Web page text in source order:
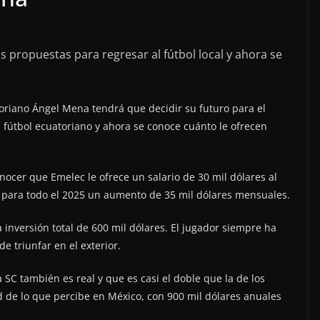
propuestas para regresar al fútbol local y ahora se
Ángel Mena tendrá que decidir su futuro para el
ecuatoriano y ahora se conoce cuánto le ofrecen
que Emelec le ofrece un salario de 30 mil dólares al
todo el 2025 un aumento de 35 mil dólares mensuales.
total de 600 mil dólares. El jugador siempre ha
triunfar en el exterior.
también es real y que es casi el doble que la de los
lo que percibe en México, con 900 mil dólares anuales